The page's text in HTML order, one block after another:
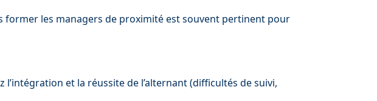
former les managers de proximité est souvent pertinent pour
et la réussite de l’alternant (difficultés de suivi,